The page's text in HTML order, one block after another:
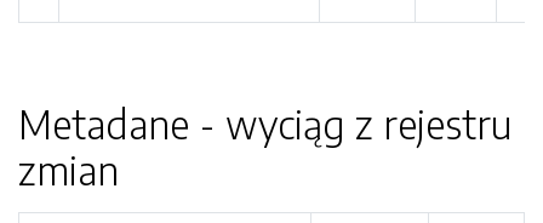
Metadane - wyciąg z rejestru
zmian